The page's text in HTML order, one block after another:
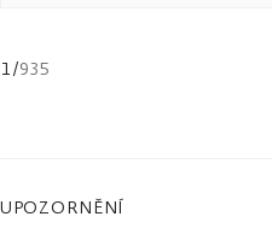
1/935
UPOZORNĚNÍ